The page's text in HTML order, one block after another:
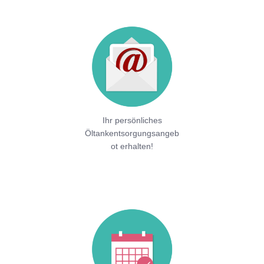
Ihr persönliches
Öltankentsorgungsangeb
ot erhalten!